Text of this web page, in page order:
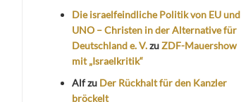
Die israelfeindliche Politik von EU und
UNO – Christen in der Alternative für
Deutschland e. V.zuZDF-Mauershow
mit „Israelkritik“
Alfzu Der Rückhalt für den Kanzler
bröckelt